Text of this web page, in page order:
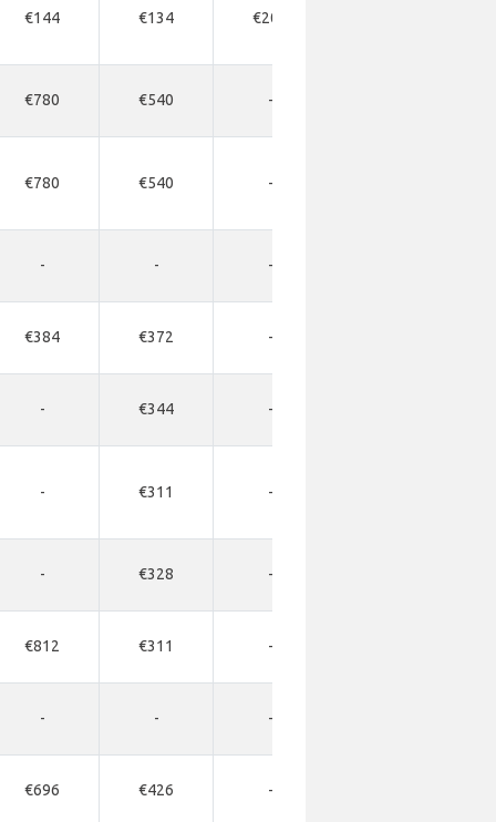
€144 €134 €203
€780 €540 -
€780 €540 -
- - -
€384 €372 -
- €344 -
- €311 -
- €328 -
€812 €311 -
- - -
€696 €426 -